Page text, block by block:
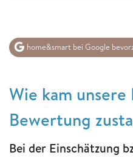
home&smart bei Google
Wie kam
Bewertung
Bei der Einschätzung